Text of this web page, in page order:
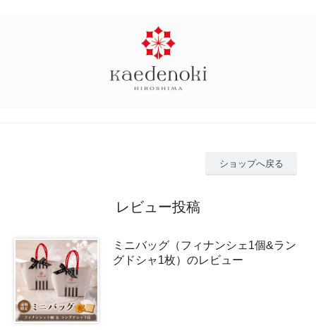
ショップへ戻る
レビュー投稿
ミニバッグ（フィナンシェ1個&ラン
グドシャ1枚）のレビュー